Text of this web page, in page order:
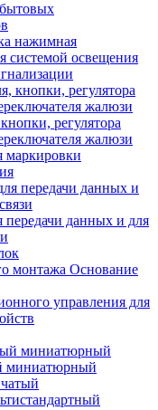
нажимная
системой освещения
регулятора
жалюзи
маркировки
передачи данных и для
Основание
управления для
миниатюрный